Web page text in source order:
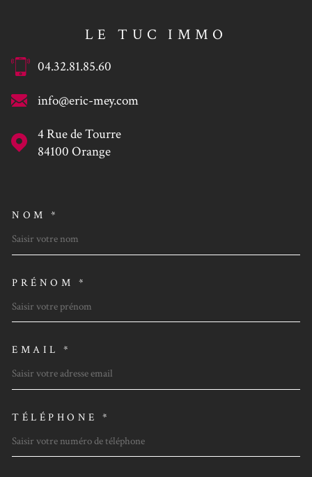
LE TUC IMMO
04.32.81.85.60
info@eric-mey.com
4 Rue de Tourre
84100
Orange
NOM *
PRÉNOM *
EMAIL *
TÉLÉPHONE *